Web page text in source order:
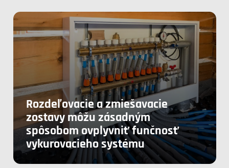
Rozdeľovacie a zmiešavacie
zostavy môžu zásadným
spôsobom ovplyvniť funčnosť
vykurovacieho systému